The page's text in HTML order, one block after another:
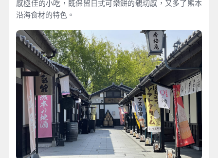
感極佳的小吃，既保留日式可樂餅的親切感，又多了熊本
沿海食材的特色。